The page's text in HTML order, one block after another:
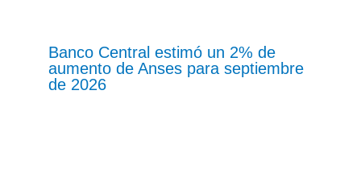
Banco Central estimó un 2% de
aumento de Anses para septiembre
de 2026